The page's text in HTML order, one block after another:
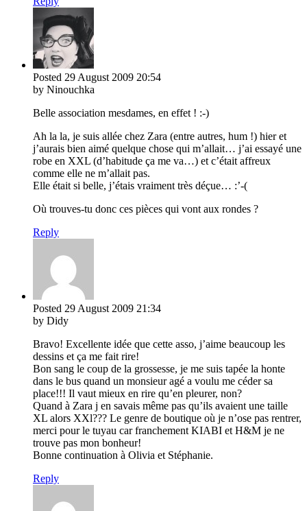
Posted 29 August 2009 20:54
by Ninouchka
Belle association mesdames, en effet ! :-)
Ah la la, je suis allée chez Zara (entre autres, hum !) hier et
j’aurais bien aimé quelque chose qui m’allait… j’ai essayé une
robe en XXL (d’habitude ça me va…) et c’était affreux
comme elle ne m’allait pas.
Elle était si belle, j’étais vraiment très déçue… :’-(
Où trouves-tu donc ces pièces qui vont aux rondes ?
Reply
Posted 29 August 2009 21:34
by Didy
Bravo! Excellente idée que cette asso, j’aime beaucoup les
dessins et ça me fait rire!
Bon sang le coup de la grossesse, je me suis tapée la honte
dans le bus quand un monsieur agé a voulu me céder sa
place!!! Il vaut mieux en rire qu’en pleurer, non?
Quand à Zara j en savais même pas qu’ils avaient une taille
XL alors XXl??? Le genre de boutique où je n’ose pas rentrer,
merci pour le tuyau car franchement KIABI et H&M je ne
trouve pas mon bonheur!
Bonne continuation à Olivia et Stéphanie.
Reply